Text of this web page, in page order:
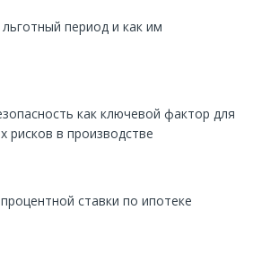
период и как им
как ключевой фактор для
рисков в производстве
ставки по ипотеке